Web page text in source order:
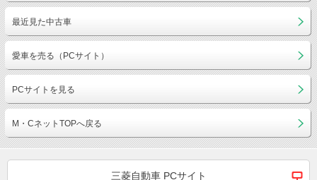
最近見た中古車
愛車を売る（PCサイト）
PCサイトを見る
M・CネットTOPへ戻る
三菱自動車 PCサイト